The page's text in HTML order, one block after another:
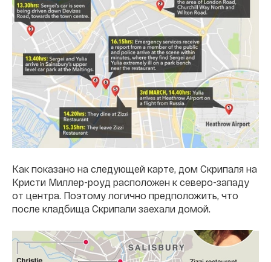
Как показано на следующей карте, дом Скрипаля на
Кристи Миллер-роуд расположен к северо-западу
от центра. Поэтому логично предположить, что
после кладбища Скрипали заехали домой.